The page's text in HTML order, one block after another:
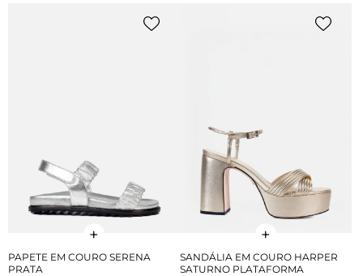
PAPETE EM COURO SERENA
PRATA
SANDÁLIA EM COURO HARPER
SATURNO PLATAFORMA